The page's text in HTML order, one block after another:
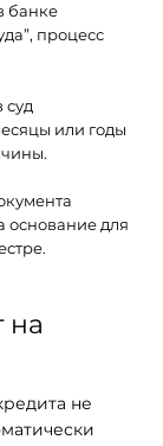
банке
процесс
суд
или годы
основание для
на
не